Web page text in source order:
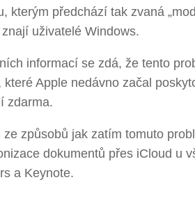
kterým předchází tak zvaná
uživatelé Windows.
informací se zdá, že tento
které Apple nedávno začal
zdarma.
ze způsobů jak zatím tomuto
dokumentů přes iCloud u
a Keynote.